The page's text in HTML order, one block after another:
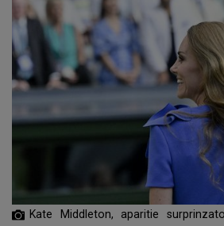
Kate Middleton, aparitie